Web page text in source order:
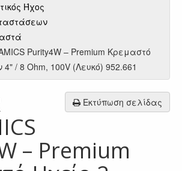
Ήχος
Purity4W – Premium Κρεμαστό
/ 8 Ohm, 100V (Λευκό) 952.661
Εκτύπωση σελίδας
– Premium